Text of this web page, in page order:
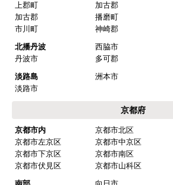
上郡町
加古郡
加古郡
播磨町
市川町
神崎郡
北播丹波
西脇市
丹波市
多可郡
淡路島
洲本市
淡路市
京都府
京都市内 京都市北区
京都市左京区
京都市中京区
京都市下京区
京都市南区
京都市伏見区
京都市山科区